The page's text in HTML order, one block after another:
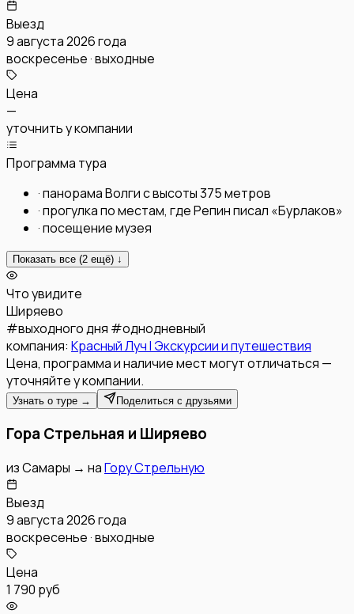
Выезд
9 августа 2026 года
воскресенье · выходные
Цена
—
уточнить у компании
Программа тура
·панорама Волги с высоты 375 метров
·прогулка по местам, где Репин писал «Бурлаков»
·посещение музея
Показать все (2 ещё) ↓
Что увидите
Ширяево
#выходного дня #однодневный
компания: Красный Луч l Экскурсии и путешествия
Цена, программа и наличие мест могут отличаться —
уточняйте у компании.
Узнать о туре → Поделиться с друзьями
Гора Стрельная и Ширяево
изСамары → наГору Стрельную
Выезд
9 августа 2026 года
воскресенье · выходные
Цена
1 790 руб